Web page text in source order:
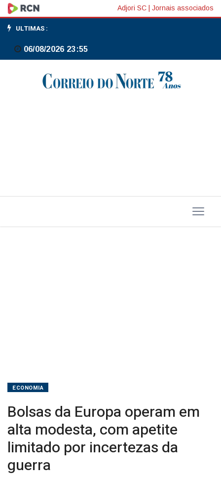
Bolsas
da
Europa
operam
limitado
Adjori SC Jornais associados
ULTIMAS :
06/08/2026 23:55
ECONOMIA
Bolsas da Europa operam em
alta modesta, com apetite
limitado por incertezas da
guerra